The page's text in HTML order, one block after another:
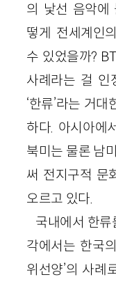
의 낯선 음악에
떻게 전세계인
수 있었을까?
사례라는 걸 인
‘한류’라는 거
하다. 아시아에
북미는 물론 남
써 전지구적 문
오르고 있다.
국내에서 한류
각에서는 한국
위선양’의 사례